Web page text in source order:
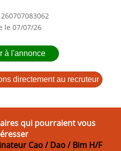
le 07/07/26
à l'annonce
directement au recruteur
qui pourraient vous
Cao / Dao / Bim H/F